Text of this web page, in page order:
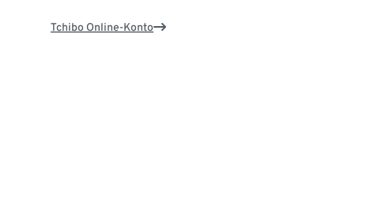
Tchibo Online-Konto